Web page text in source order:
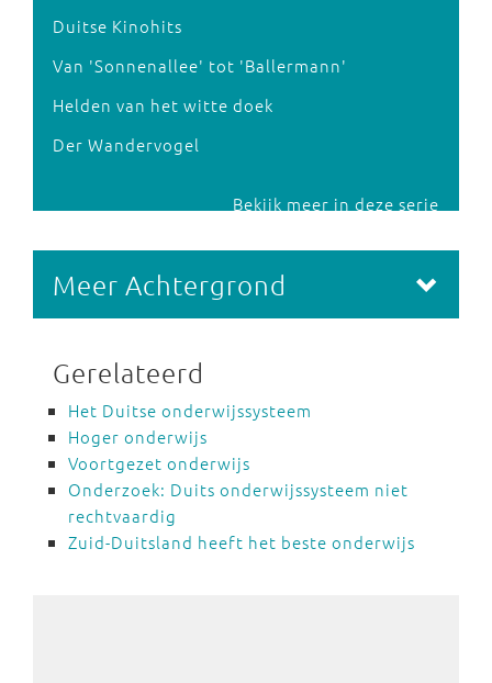
Duitse Kinohits
Van 'Sonnenallee' tot 'Ballermann'
Helden van het witte doek
Der Wandervogel
Bekijk meer in deze serie
Meer Achtergrond
Gerelateerd
Het Duitse onderwijssysteem
Hoger onderwijs
Voortgezet onderwijs
Onderzoek: Duits onderwijssysteem niet
rechtvaardig
Zuid-Duitsland heeft het beste onderwijs